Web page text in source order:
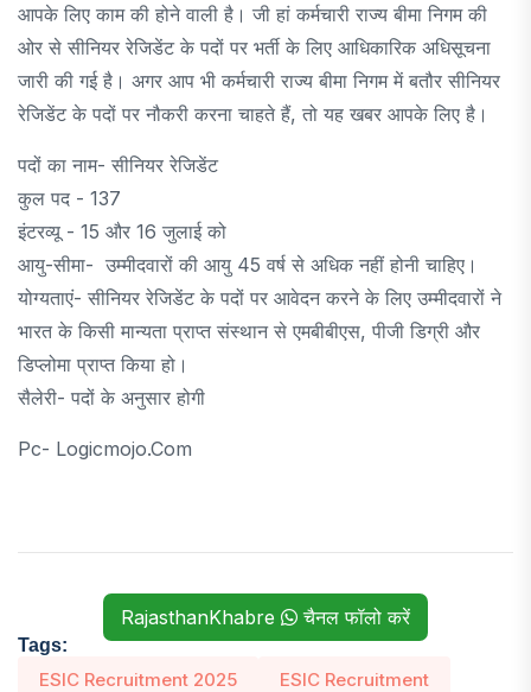
आपके लिए काम की होने वाली है। जी हां कर्मचारी राज्य बीमा निगम की
ओर से सीनियर रेजिडेंट के पदों पर भर्ती के लिए आधिकारिक अधिसूचना
जारी की गई है। अगर आप भी कर्मचारी राज्य बीमा निगम में बतौर सीनियर
रेजिडेंट के पदों पर नौकरी करना चाहते हैं, तो यह खबर आपके लिए है।
पदों का नाम- सीनियर रेजिडेंट
कुल पद - 137
इंटरव्यू - 15 और 16 जुलाई को
आयु-सीमा- उम्मीदवारों की आयु 45 वर्ष से अधिक नहीं होनी चाहिए।
योग्यताएं- सीनियर रेजिडेंट के पदों पर आवेदन करने के लिए उम्मीदवारों ने
भारत के किसी मान्यता प्राप्त संस्थान से एमबीबीएस, पीजी डिग्री और
डिप्लोमा प्राप्त किया हो।
सैलेरी- पदों के अनुसार होगी
Pc- Logicmojo.com
RajasthanKhabre चैनल फॉलो करें
Tags:
ESIC Recruitment 2025 ESIC Recruitment